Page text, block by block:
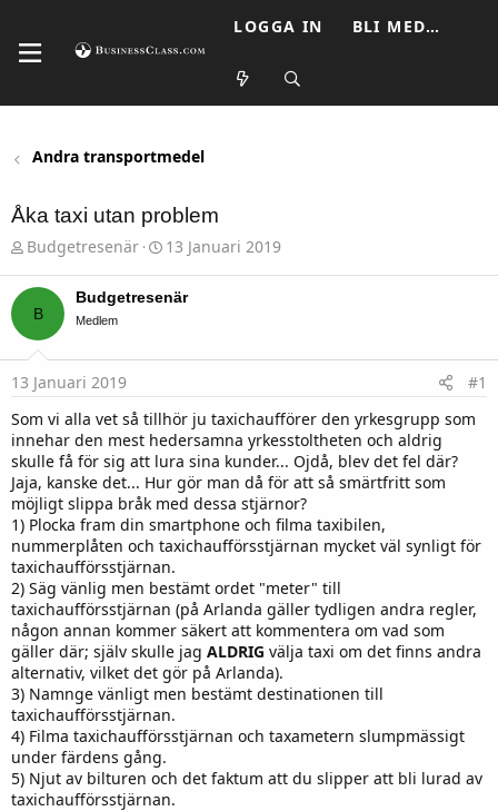
LOGGA IN BLI MEDLEM
Andra transportmedel
Åka taxi utan problem
T
r
e
a
t
e
r
Budgetresenär
S
a
r
13 Januari 2019
B
Budgetresenär
Medlem
13 Januari 2019
#1
Som vi alla vet så tillhör ju taxichaufförer den yrkesgrupp som
innehar den mest hedersamna yrkesstoltheten och aldrig
skulle få för sig att lura sina kunder... Ojdå, blev det fel där?
Jaja, kanske det... Hur gör man då för att så smärtfritt som
möjligt slippa bråk med dessa stjärnor?
1) Plocka fram din smartphone och filma taxibilen,
nummerplåten och taxichaufförsstjärnan mycket väl synligt för
taxichaufförsstjärnan.
2) Säg vänlig men bestämt ordet "meter" till
taxichaufförsstjärnan (på Arlanda gäller tydligen andra regler,
någon annan kommer säkert att kommentera om vad som
gäller där; själv skulle jag ALDRIG välja taxi om det finns andra
alternativ, vilket det gör på Arlanda).
3) Namnge vänligt men bestämt destinationen till
taxichaufförsstjärnan.
4) Filma taxichaufförsstjärnan och taxametern slumpmässigt
under färdens gång.
5) Njut av bilturen och det faktum att du slipper att bli lurad av
taxichaufförsstjärnan.